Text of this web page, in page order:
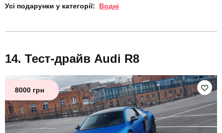
Усі подарунки у категорії: Водні
Тест-драйв Audi R8
8000 грн